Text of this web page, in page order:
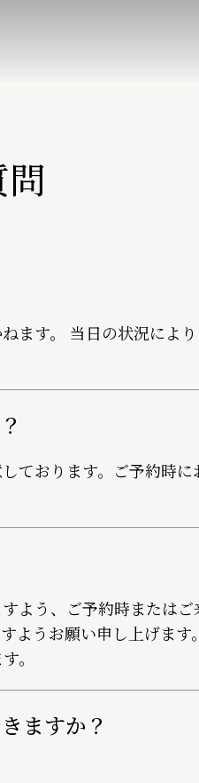
ます。 当日の状況によ
ております。ご予約時に
よう、ご予約時またはご
ようお願い申し上げます。
。
ますか？